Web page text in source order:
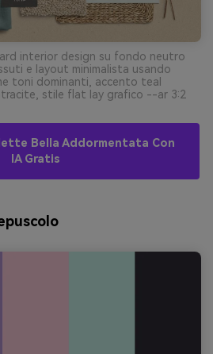
interior design su fondo neutro
e layout minimalista usando
toni dominanti, accento teal
stile flat lay grafico --ar 3:2
Bella Addormentata Con
IA Gratis